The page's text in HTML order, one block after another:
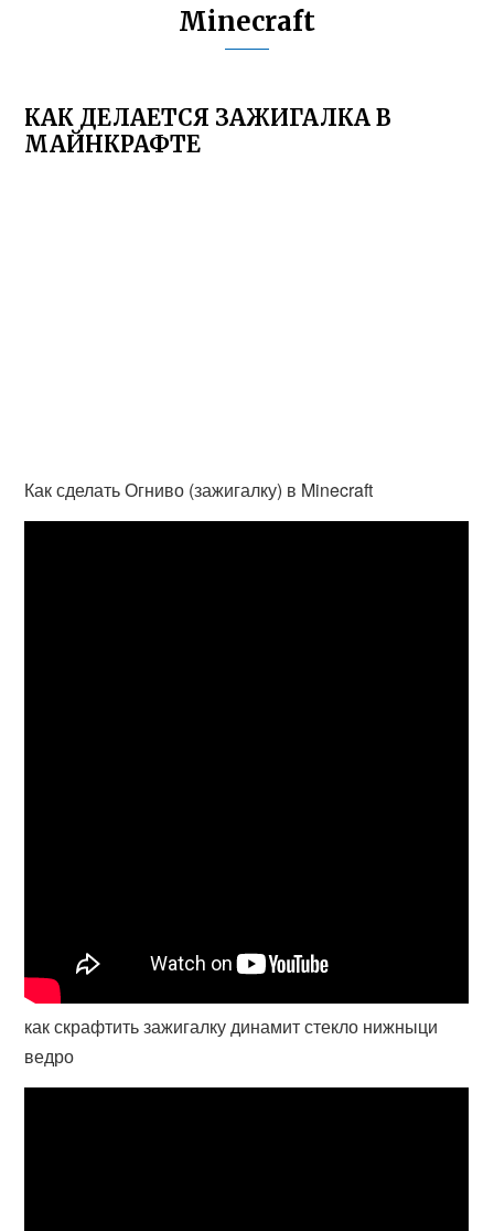
Minecraft
КАК ДЕЛАЕТСЯ ЗАЖИГАЛКА В
МАЙНКРАФТЕ
Как сделать Огниво (зажигалку) в Minecraft
как скрафтить зажигалку динамит стекло нижныци
ведро